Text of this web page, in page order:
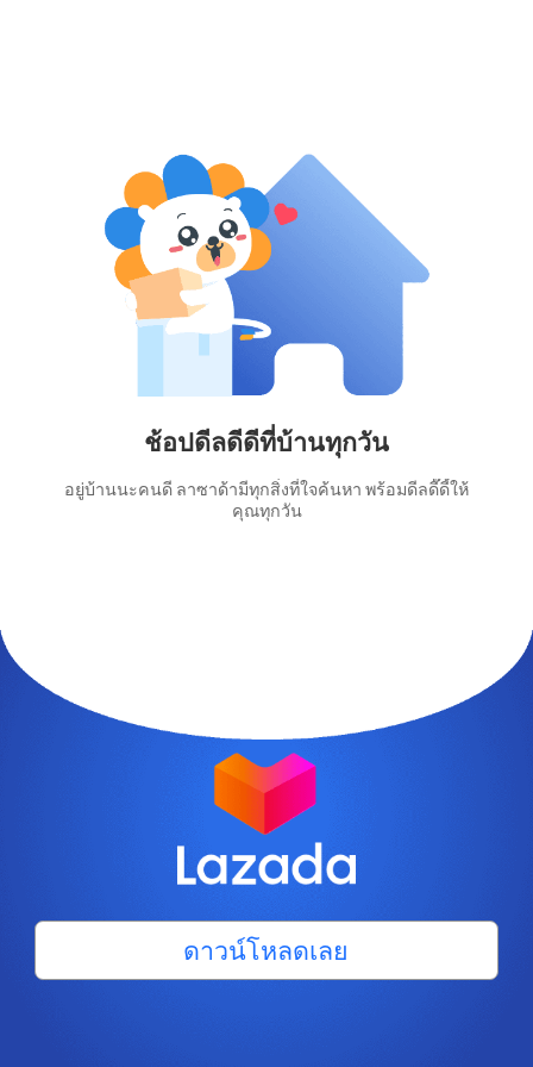
ช้อปดีลดีดีที่บ้านทุกวัน
อยู่บ้านนะคนดี ลาซาด้ามีทุกสิ่งที่ใจค้นหา พร้อมดีลดี๊ดี้ให้
คุณทุกวัน
ดาวน์โหลดเลย